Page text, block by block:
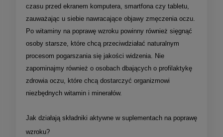
czasu przed ekranem komputera, smartfona czy tabletu,
zauważając u siebie nawracające objawy zmęczenia oczu.
Po witaminy na poprawę wzroku powinny również sięgnąć
osoby starsze, które chcą przeciwdziałać naturalnym
procesom pogarszania się jakości widzenia. Nie
zapominajmy również o osobach dbających o profilaktykę
zdrowia oczu, które chcą dostarczyć organizmowi
niezbędnych witamin i minerałów.
Jak działają składniki aktywne w suplementach na poprawę
wzroku?